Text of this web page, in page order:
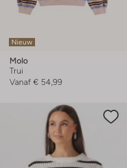
Nieuw
Molo
Trui
Vanaf € 54,99